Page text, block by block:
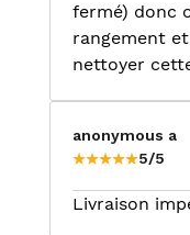
fermé) donc
rangement
nettoyer
anonymous a
5/5
Livraison